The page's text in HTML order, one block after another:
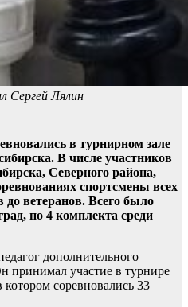
Сергей Лялин
в турнирном зале
В числе участников
Северного района,
спортсмены всех
до ветеранов. Всего было
по 4 комплекта среди
дополнительного
принимал участие в турнире
соревновались 33